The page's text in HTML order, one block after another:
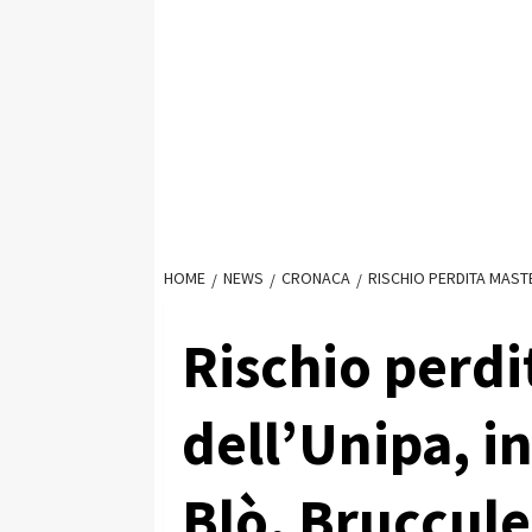
HOME NEWS CRONACA RISCHIO PERDITA
Rischio
dell’Unipa,